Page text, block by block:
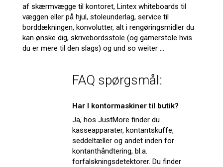
af skærmvægge til kontoret, Lintex whiteboards til
væggen eller på hjul, stoleunderlag, service til
borddækningen, konvolutter, alt i rengøringsmidler du
kan ønske dig, skrivebordsstole (og gamerstole hvis
du er mere til den slags) og und so weiter ...
FAQ spørgsmål:
Har I kontormaskiner til butik?
Ja, hos JustMore finder du
kasseapparater, kontantskuffe,
seddeltæller og andet inden for
kontanthåndtering, bl.a.
forfalskningsdetektorer. Du finder